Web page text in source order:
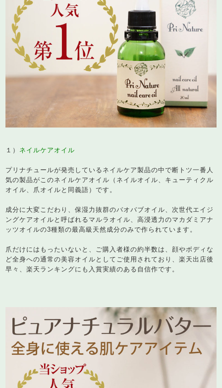
１） ネイルケアオイル
プリナチュールが発売している ネイルケア製品の中で断トツ一番人
気の製品がこのネイルケアオイル（ネイルオイル、キューティクル
オイル、爪オイルと同義語）です。
成分に大変こだわり、保湿力抜群のバオバブオイル、次世代エイジ
ングケアオイルと呼ばれるマルラオイル、高浸透力のマカダミアナ
ッツオイルの3種類の最高級天然成分のみで作られています。
爪だけにはもったいないと、ご購入者様の約半数は、顔やボディな
ど全身への通常の美容オイルとしてご使用されており、楽天出店後
早々、楽天ランキングにも入賞実績のある自信作です。